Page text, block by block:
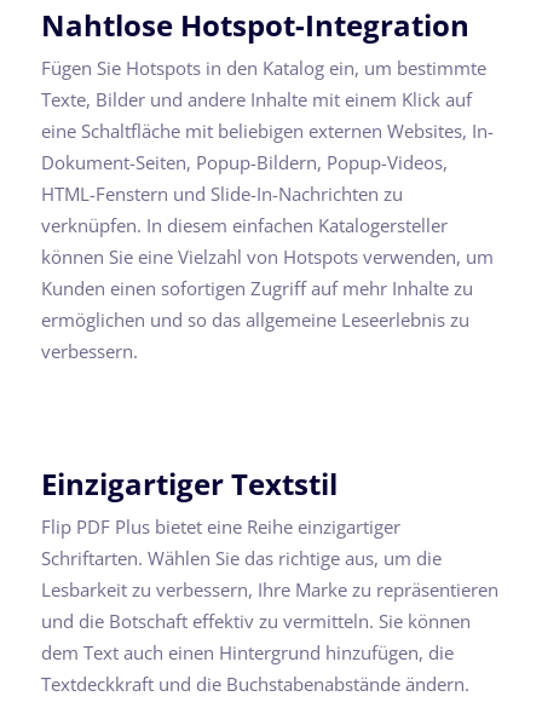
Nahtlose Hotspot-Integration
Fügen Sie Hotspots in den Katalog ein, um bestimmte
Texte, Bilder und andere Inhalte mit einem Klick auf
eine Schaltfläche mit beliebigen externen Websites, In-
Dokument-Seiten, Popup-Bildern, Popup-Videos,
HTML-Fenstern und Slide-In-Nachrichten zu
verknüpfen. In diesem einfachen Katalogersteller
können Sie eine Vielzahl von Hotspots verwenden, um
Kunden einen sofortigen Zugriff auf mehr Inhalte zu
ermöglichen und so das allgemeine Leseerlebnis zu
verbessern.
Einzigartiger Textstil
Flip PDF Plus bietet eine Reihe einzigartiger
Schriftarten. Wählen Sie das richtige aus, um die
Lesbarkeit zu verbessern, Ihre Marke zu repräsentieren
und die Botschaft effektiv zu vermitteln. Sie können
dem Text auch einen Hintergrund hinzufügen, die
Textdeckkraft und die Buchstabenabstände ändern.